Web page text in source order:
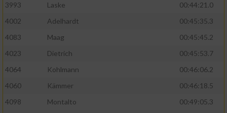
3993
Laske
00:44:21.0
4002
Adelhardt
00:45:35.3
4083
Maag
00:45:45.2
4023
Dietrich
00:45:53.7
4064
Kohlmann
00:46:06.2
4060
Kämmer
00:46:18.5
4098
Montalto 00:49:05.3